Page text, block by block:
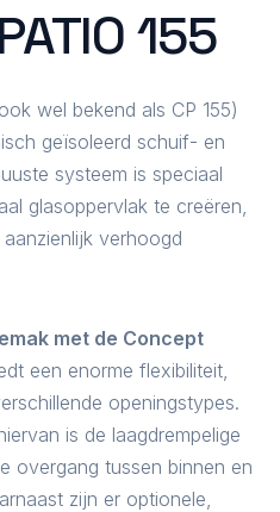
155
wel bekend als CP 155)
geïsoleerd schuif- en
systeem is speciaal
glasoppervlak te creëren,
verhoogd
met de Concept
een enorme flexibiliteit,
openingstypes.
is de laagdrempelige
overgang tussen binnen en
zijn er optionele,